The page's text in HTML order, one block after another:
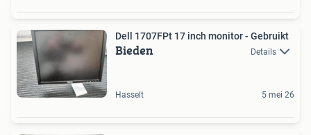
Dell 1707FPt 17 inch monitor - Gebruikt
Bieden Details
Hasselt 5 mei 26